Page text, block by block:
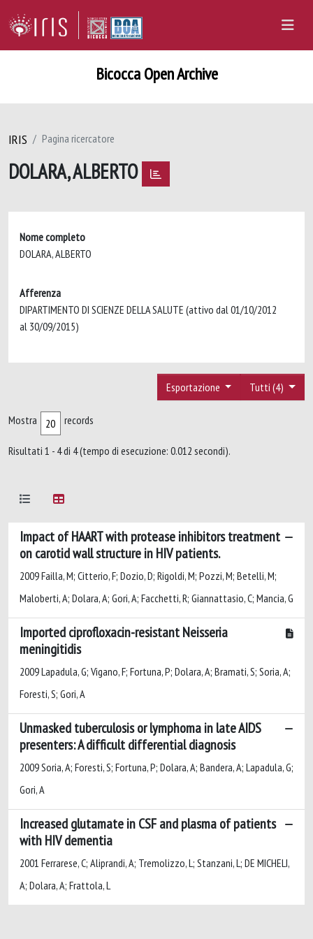
Bicocca Open Archive
IRIS Pagina ricercatore
DOLARA, ALBERTO
Nome completo
DOLARA, ALBERTO
Afferenza
DIPARTIMENTO DI SCIENZE DELLA SALUTE (attivo dal 01/10/2012
al 30/09/2015)
Tutti (4)
Esportazione
Mostra records
Risultati 1 - 4 di 4 (tempo di esecuzione: 0.012 secondi).
Impact of HAART with protease inhibitors treatment
on carotid wall structure in HIV patients.
2009 Failla, M; Citterio, F; Dozio, D; Rigoldi, M; Pozzi, M; Betelli, M;
Maloberti, A; Dolara, A; Gori, A; Facchetti, R; Giannattasio, C; Mancia, G
Imported ciprofloxacin-resistant Neisseria
meningitidis
2009 Lapadula, G; Vigano, F; Fortuna, P; Dolara, A; Bramati, S; Soria, A;
Foresti, S; Gori, A
Unmasked tuberculosis or lymphoma in late AIDS
presenters: A difficult differential diagnosis
2009 Soria, A; Foresti, S; Fortuna, P; Dolara, A; Bandera, A; Lapadula, G;
Gori, A
Increased glutamate in CSF and plasma of patients
with HIV dementia
2001 Ferrarese, C; Aliprandi, A; Tremolizzo, L; Stanzani, L; DE MICHELI,
A; Dolara, A; Frattola, L